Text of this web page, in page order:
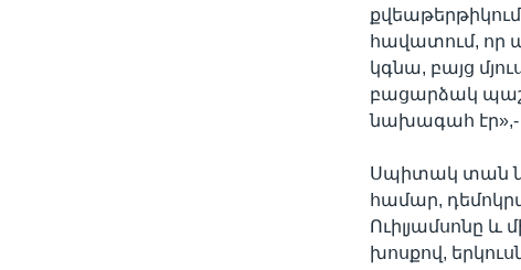
հավատում, որ
կգնա, բայց
բացարձակ
նախագահ էր»,-
Սպիտակ տան
համար,
Ուիլյամսոնը և
խոսքով,